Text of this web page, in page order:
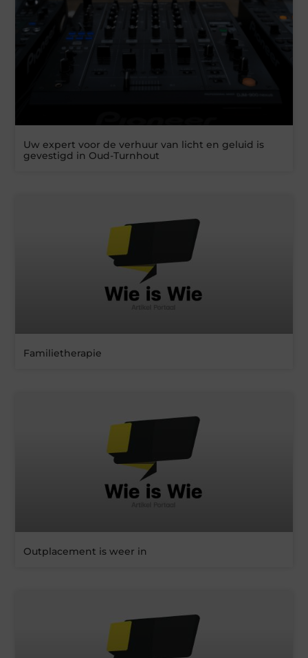
Uw expert voor de verhuur van licht en geluid is
gevestigd in Oud-Turnhout
Familietherapie
Outplacement is weer in